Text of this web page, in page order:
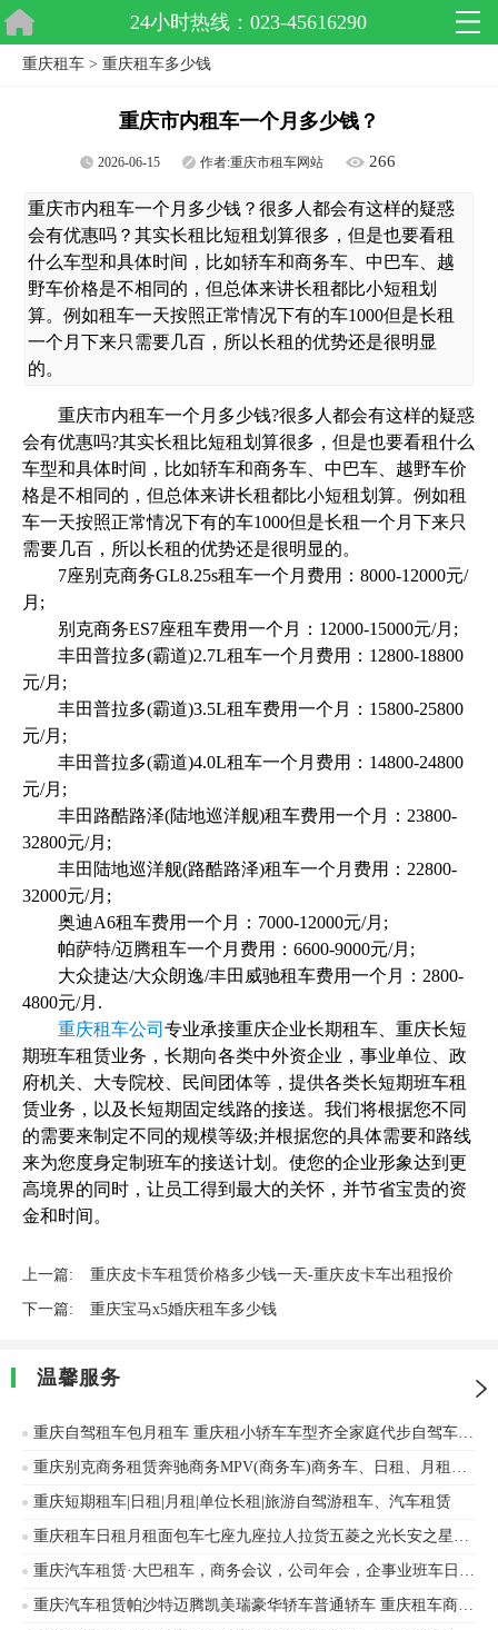
24小时热线：023-45616290
重庆租车 > 重庆租车多少钱
重庆市内租车一个月多少钱？
2026-06-15 作者:重庆市租车网站 266
重庆市内租车一个月多少钱？很多人都会有这样的疑惑
会有优惠吗？其实长租比短租划算很多，但是也要看租
什么车型和具体时间，比如轿车和商务车、中巴车、越
野车价格是不相同的，但总体来讲长租都比小短租划
算。例如租车一天按照正常情况下有的车1000但是长租
一个月下来只需要几百，所以长租的优势还是很明显
的。
重庆市内租车一个月多少钱?很多人都会有这样的疑惑
会有优惠吗?其实长租比短租划算很多，但是也要看租什么
车型和具体时间，比如轿车和商务车、中巴车、越野车价
格是不相同的，但总体来讲长租都比小短租划算。例如租
车一天按照正常情况下有的车1000但是长租一个月下来只
需要几百，所以长租的优势还是很明显的。
7座别克商务GL8.25s租车一个月费用：8000-12000元/
月;
别克商务ES7座租车费用一个月：12000-15000元/月;
丰田普拉多(霸道)2.7L租车一个月费用：12800-18800
元/月;
丰田普拉多(霸道)3.5L租车费用一个月：15800-25800
元/月;
丰田普拉多(霸道)4.0L租车一个月费用：14800-24800
元/月;
丰田路酷路泽(陆地巡洋舰)租车费用一个月：23800-
32800元/月;
丰田陆地巡洋舰(路酷路泽)租车一个月费用：22800-
32000元/月;
奥迪A6租车费用一个月：7000-12000元/月;
帕萨特/迈腾租车一个月费用：6600-9000元/月;
大众捷达/大众朗逸/丰田威驰租车费用一个月：2800-
4800元/月.
重庆租车公司 专业承接重庆企业长期租车、重庆长短
期班车租赁业务，长期向各类中外资企业，事业单位、政
府机关、大专院校、民间团体等，提供各类长短期班车租
赁业务，以及长短期固定线路的接送。我们将根据您不同
的需要来制定不同的规模等级;并根据您的具体需要和路线
来为您度身定制班车的接送计划。使您的企业形象达到更
高境界的同时，让员工得到最大的关怀，并节省宝贵的资
金和时间。
上一篇: 重庆皮卡车租赁价格多少钱一天-重庆皮卡车出租报价
下一篇: 重庆宝马x5婚庆租车多少钱
温馨服务
重庆自驾租车包月租车 重庆租小轿车车型齐全家庭代步自驾车单位用车
重庆别克商务租赁奔驰商务MPV(商务车)商务车、日租、月租、年租奔驰、本田等车辆出租
重庆短期租车|日租|月租|单位长租|旅游自驾游租车、汽车租赁
重庆租车日租月租面包车七座九座拉人拉货五菱之光长安之星金杯帅客等车辆出租
重庆汽车租赁·大巴租车，商务会议，公司年会，企事业班车日租，月租会务用车,考斯特出租
重庆汽车租赁帕沙特迈腾凯美瑞豪华轿车普通轿车 重庆租车商务用车旅游自驾日租月租年租